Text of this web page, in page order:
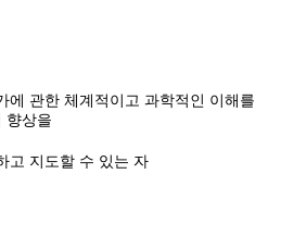
관한 체계적이고 과학적인 이해를
향상을
고 지도할 수 있는 자